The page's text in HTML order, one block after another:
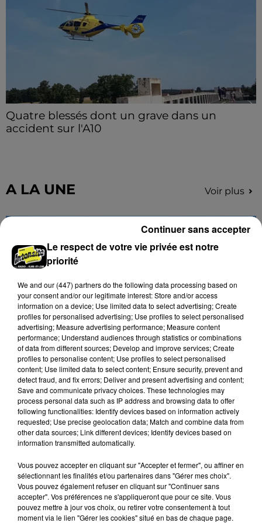
Quatre blessés dont un grave dans un
accident sur l'A10
A LA UNE Voir plus
Quatre blessés dont un grave dans un
accident sur l'A10
Le choc a eu lieu dans la matinée, vendredi 7 août à
hauteur de Sainville en direction d'Orléans.
LE GRAND FORMAT
Le respect de votre vie privée est notre
priorité
We and our (447) partnersdo the following data processing based on
your consent and/or our legitimate interest: Store and/or access
information on a device; Use limited data to select advertising; Create
profiles for personalised advertising; Use profiles to select personalised
advertising; Measure advertising performance; Measure content
performance; Understand audiences through statistics or combinations
of data from different sources; Develop and improve services; Create
profiles to personalise content; Use profiles to select personalised
content; Use limited data to select content; Ensure security, prevent and
detect fraud, and fix errors; Deliver and present advertising and content;
Save and communicate privacy choices. These technologies may
process personal data such as IP address and browsing data to offer
following functionalities: Identify devices based on information actively
requested; Use precise geolocation data; Match and combine data from
other data sources; Link different devices; Identify devices based on
information transmitted automatically.
Vous pouvez accepter en cliquant sur "Accepter et fermer", ou affiner en
sélectionnant les finalités et/ou partenaires dans "Gérer mes choix".
Vous pouvez également refuser en cliquant sur "Continuer sans
accepter". Vos préférences ne s'appliqueront que pour ce site. Vous
pouvez mettre à jour vos choix, ou retirer votre consentement à tout
moment via le lien "Gérer les cookies" situé en bas de chaque page.
Continuer sans accepter